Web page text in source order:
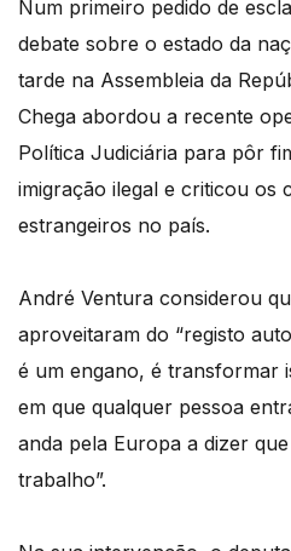
Num primeiro pedido de
debate sobre o estado da
tarde na Assembleia da
Chega abordou a recente
Política Judiciária para pôr
imigração ilegal e criticou os
estrangeiros no país.
André Ventura considerou
aproveitaram do “registo
é um engano, é transformar
em que qualquer pessoa
anda pela Europa a dizer
trabalho”.